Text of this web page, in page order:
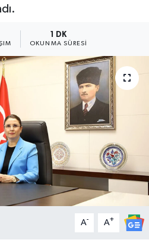
1 DK
OKUNMA SÜRESI
A- A+